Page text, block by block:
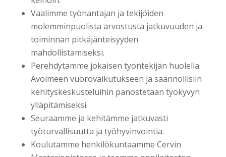
Vaalimme työnantajan ja tekijöiden
molemminpuolista arvostusta jatkuvuuden ja
toiminnan pitkäjänteisyyden
mahdollistamiseksi.
Perehdytämme jokaisen työntekijän huolella.
Avoimeen vuorovaikutukseen ja säännöllisiin
kehityskeskusteluihin panostetaan työkyvyn
ylläpitämiseksi.
Seuraamme ja kehitämme jatkuvasti
työturvallisuutta ja työhyvinvointia.
Koulutamme henkilökuntaamme Cervin